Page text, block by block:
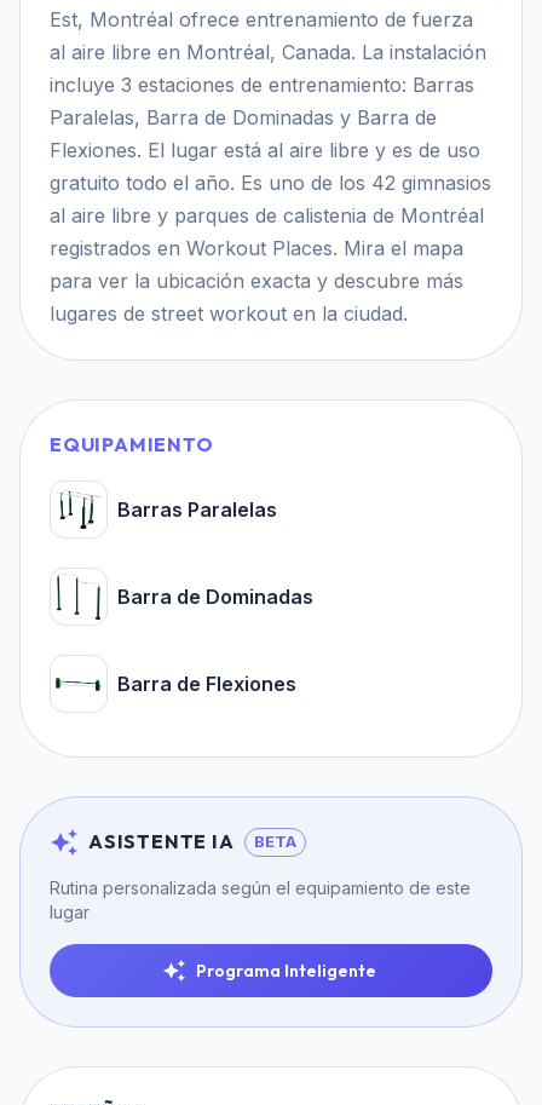
Est, Montréal ofrece entrenamiento de fuerza
al aire libre en Montréal, Canada. La instalación
incluye 3 estaciones de entrenamiento: Barras
Paralelas, Barra de Dominadas y Barra de
Flexiones. El lugar está al aire libre y es de uso
gratuito todo el año. Es uno de los 42 gimnasios
al aire libre y parques de calistenia de Montréal
registrados en Workout Places. Mira el mapa
para ver la ubicación exacta y descubre más
lugares de street workout en la ciudad.
EQUIPAMIENTO
Barras Paralelas
Barra de Dominadas
Barra de Flexiones
ASISTENTE IA BETA
Rutina personalizada según el equipamiento de este
lugar
Programa Inteligente